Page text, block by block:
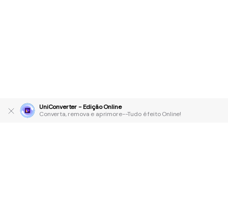
UniConverter - Edição Online
Converta, remova e aprimore--Tudo é feito Online!